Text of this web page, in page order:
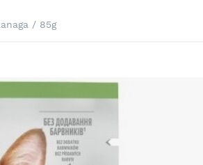
/ 85g